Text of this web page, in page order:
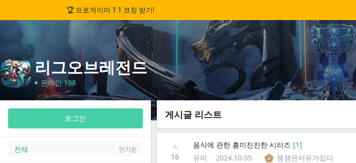
🏆 프로게이머 1:1 코칭 받기!
리그오브레전드
온라인 198
로그인
전체 인기순
게시글 리스트
16
음식에 관한 흥미진진한 시리즈 [1]
유머
2024.10.05 똥챔은이유가있다